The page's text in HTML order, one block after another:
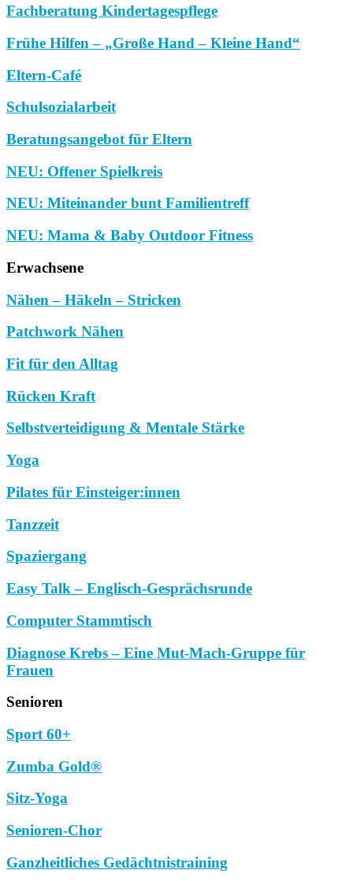
Fachberatung Kindertagespflege
Frühe Hilfen – „Große Hand – Kleine Hand“
Eltern-Café
Schulsozialarbeit
Beratungsangebot für Eltern
NEU: Offener Spielkreis
NEU: Miteinander bunt Familientreff
NEU: Mama & Baby Outdoor Fitness
Erwachsene
Nähen – Häkeln – Stricken
Patchwork Nähen
Fit für den Alltag
Rücken Kraft
Selbstverteidigung & Mentale Stärke
Yoga
Pilates für Einsteiger:innen
Tanzzeit
Spaziergang
Easy Talk – Englisch-Gesprächsrunde
Computer Stammtisch
Diagnose Krebs – Eine Mut-Mach-Gruppe für
Frauen
Senioren
Sport 60+
Zumba Gold®
Sitz-Yoga
Senioren-Chor
Ganzheitliches Gedächtnistraining